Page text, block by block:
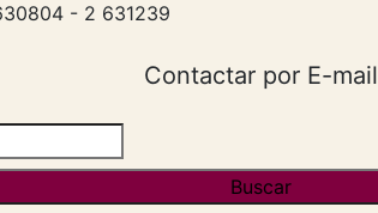
- 2 631239
Contactar por E-mail